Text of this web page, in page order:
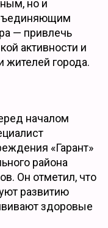
но и
— привлечь
активности и
жителей города.
началом
«Гарант»
района
Он отметил, что
развитию
здоровые